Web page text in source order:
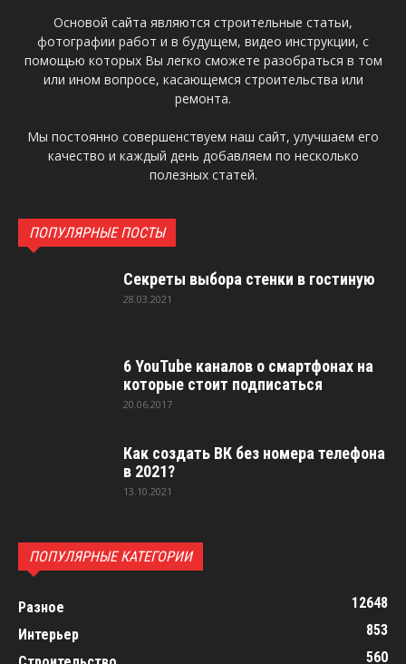
Основой сайта являются строительные статьи,
фотографии работ и в будущем, видео инструкции, с
помощью которых Вы легко сможете разобраться в том
или ином вопросе, касающемся строительства или
ремонта.
Мы постоянно совершенствуем наш сайт, улучшаем его
качество и каждый день добавляем по несколько
полезных статей.
ПОПУЛЯРНЫЕ ПОСТЫ
Секреты выбора стенки в гостиную
28.03.2021
6 YouTube каналов о смартфонах на
которые стоит подписаться
20.06.2017
Как создать ВК без номера телефона
в 2021?
13.10.2021
ПОПУЛЯРНЫЕ КАТЕГОРИИ
Разное
12648
Интерьер
853
560